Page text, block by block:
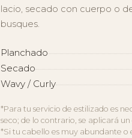
lacio, secado con cuerpo o
busques.
Planchado
Secado
Wavy / Curly
*Para tu servicio de estilizado es
seco; de lo contrario, se aplicará
*Si tu cabello es muy abundante